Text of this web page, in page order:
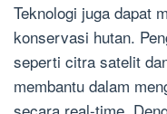
Teknologi juga dapat
konservasi hutan.
seperti citra satelit
membantu dalam